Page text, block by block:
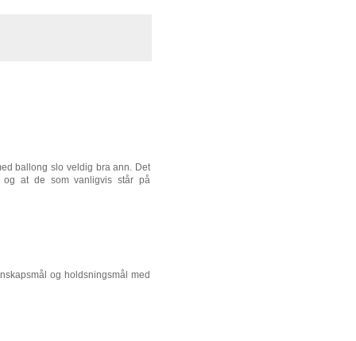
ballong slo veldig bra ann. Det
at de som vanligvis står på
og holdsningsmål med